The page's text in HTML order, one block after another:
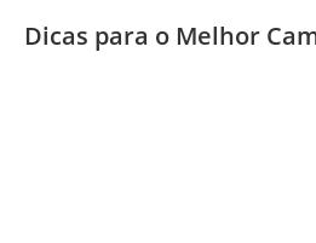
Dicas para o Melhor